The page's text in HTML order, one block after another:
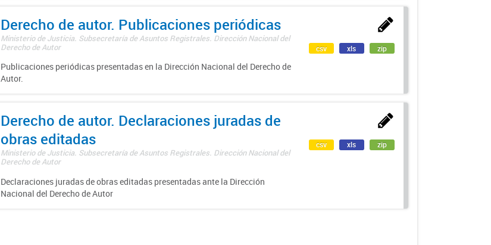
Derecho de autor. Publicaciones periódicas
Ministerio de Justicia. Subsecretaría de Asuntos Registrales. Dirección Nacional del
Derecho de Autor
Publicaciones periódicas presentadas en la Dirección Nacional del Derecho de
Autor.
csv xls zip
Derecho de autor. Declaraciones juradas de
obras editadas
Ministerio de Justicia. Subsecretaría de Asuntos Registrales. Dirección Nacional del
Derecho de Autor
Declaraciones juradas de obras editadas presentadas ante la Dirección
Nacional del Derecho de Autor
csv xls zip